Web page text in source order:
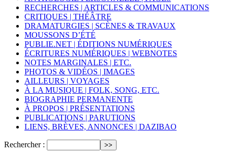
RECHERCHES | ARTICLES & COMMUNICATIONS
CRITIQUES | THÉÂTRE
DRAMATURGIES | SCÈNES & TRAVAUX
MOUSSONS D’ÉTÉ
PUBLIE.NET | ÉDITIONS NUMÉRIQUES
ÉCRITURES NUMÉRIQUES | WEBNOTES
NOTES MARGINALES | ETC.
PHOTOS & VIDÉOS | IMAGES
AILLEURS | VOYAGES
À LA MUSIQUE | FOLK, SONG, ETC.
BIOGRAPHIE PERMANENTE
À PROPOS | PRÉSENTATIONS
PUBLICATIONS | PARUTIONS
LIENS, BRÈVES, ANNONCES | DAZIBAO
Rechercher :